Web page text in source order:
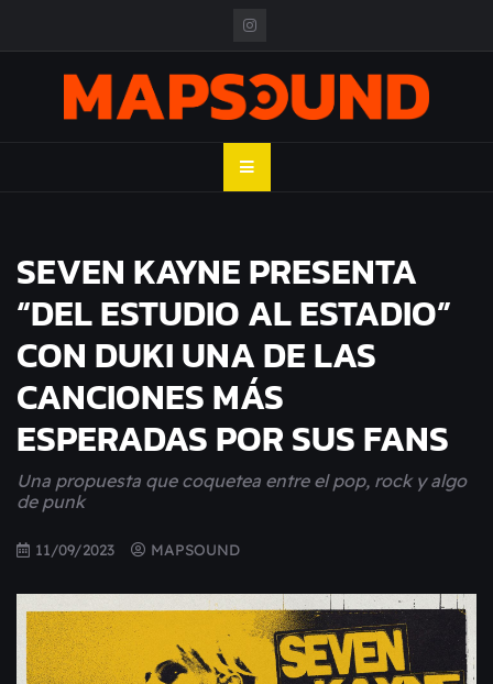
MAPSOUND
SEVEN KAYNE PRESENTA
“DEL ESTUDIO AL ESTADIO”
CON DUKI UNA DE LAS
CANCIONES MÁS
ESPERADAS POR SUS FANS
Una propuesta que coquetea entre el pop, rock y algo
de punk
11/09/2023 MAPSOUND